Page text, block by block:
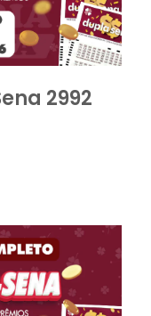
2992